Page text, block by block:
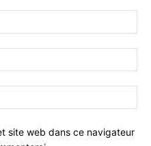
site web dans ce navigateur